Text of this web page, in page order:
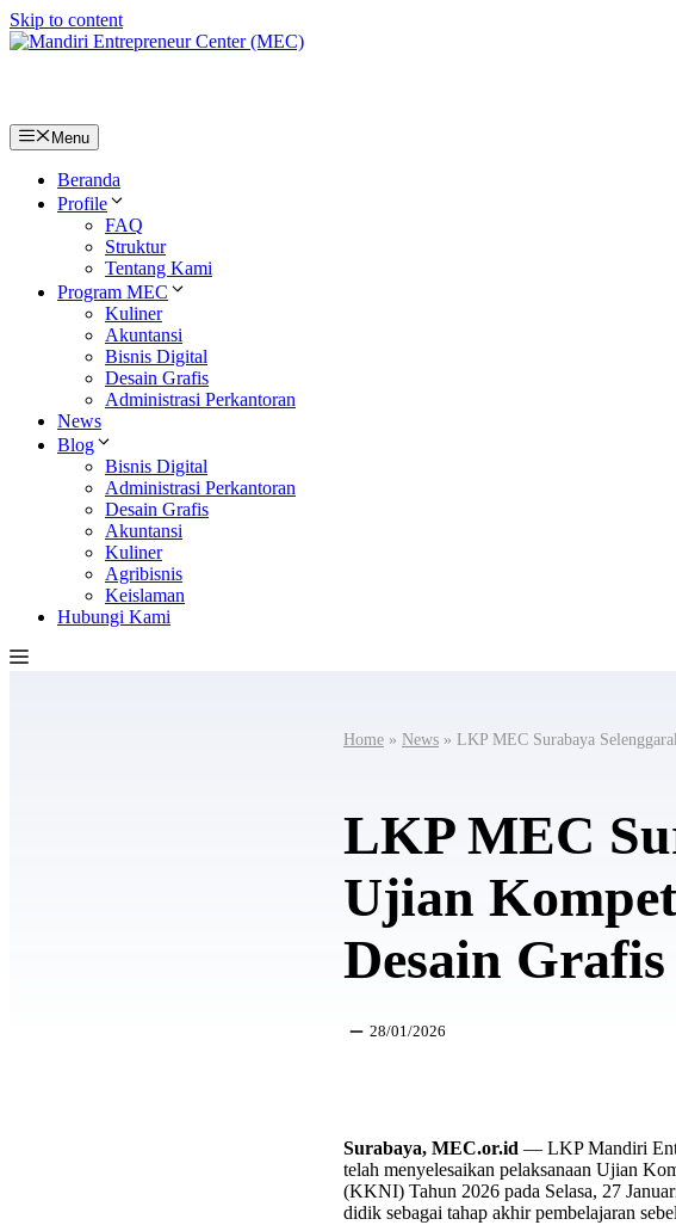
Skip to content
Menu
Beranda
Profile
FAQ
Struktur
Tentang Kami
Program MEC
Kuliner
Akuntansi
Bisnis Digital
Desain Grafis
Administrasi Perkantoran
News
Blog
Bisnis Digital
Administrasi Perkantoran
Desain Grafis
Akuntansi
Kuliner
Agribisnis
Keislaman
Hubungi Kami
Home » News » LKP MEC Surabaya
LKP MEC
Ujian
Desain Grafis
28/01/2026
Surabaya, MEC.or.id — LKP Mandiri
telah menyelesaikan pelaksanaan Ujian
(KKNI) Tahun 2026 pada Selasa, 27
didik sebagai tahap akhir pembelajaran